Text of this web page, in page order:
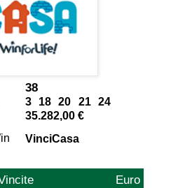
38
3 18 20 21 24
35.282,00 €
VinciCasa
Euro